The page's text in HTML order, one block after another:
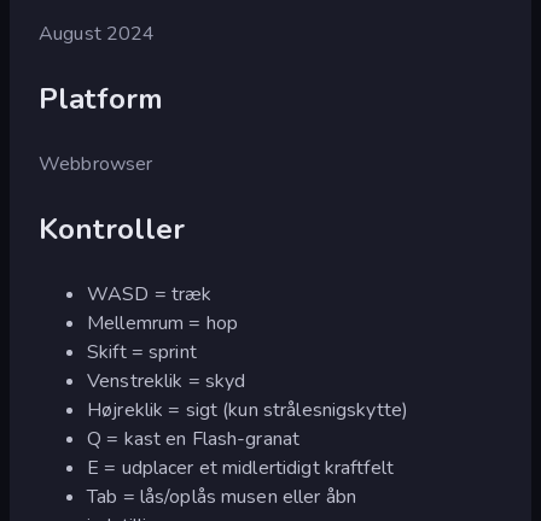
August 2024
Platform
Webbrowser
Kontroller
WASD = træk
Mellemrum = hop
Skift = sprint
Venstreklik = skyd
Højreklik = sigt (kun strålesnigskytte)
Q = kast en Flash-granat
E = udplacer et midlertidigt kraftfelt
Tab = lås/oplås musen eller åbn